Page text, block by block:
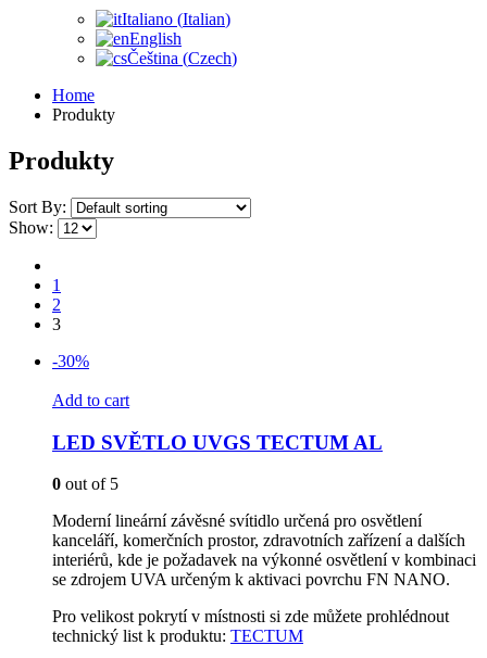
Italiano (Italian)
English
Čeština (Czech)
Home
Produkty
Produkty
Sort By:
Show:
1
2
3
-30%
Add to cart
LED SVĚTLO UVGS TECTUM AL
0 out of 5
Moderní lineární závěsné svítidlo určená pro osvětlení
kanceláří, komerčních prostor, zdravotních zařízení a dalších
interiérů, kde je požadavek na výkonné osvětlení v kombinaci
se zdrojem UVA určeným k aktivaci povrchu FN NANO.
Pro velikost pokrytí v místnosti si zde můžete prohlédnout
technický list k produktu: TECTUM